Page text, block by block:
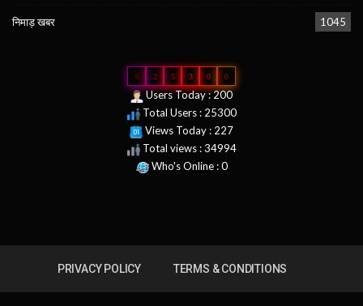
निमाड़ खबर 1045
0 2 5 3 0 0
Users Today : 200
Total Users : 25300
Views Today : 227
Total views : 34994
Who's Online : 0
PRIVACY POLICY TERMS & CONDITIONS